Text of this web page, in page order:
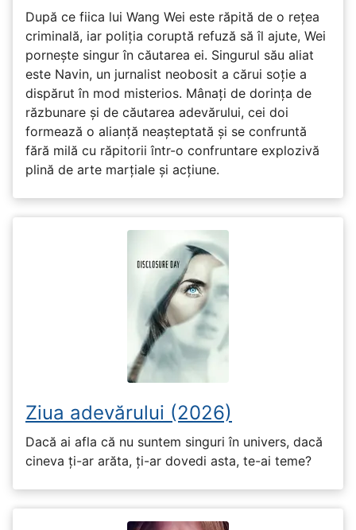
După ce fiica lui Wang Wei este răpită de o rețea
criminală, iar poliția coruptă refuză să îl ajute, Wei
pornește singur în căutarea ei. Singurul său aliat
este Navin, un jurnalist neobosit a cărui soție a
dispărut în mod misterios. Mânați de dorința de
răzbunare și de căutarea adevărului, cei doi
formează o alianță neașteptată și se confruntă
fără milă cu răpitorii într-o confruntare explozivă
plină de arte marțiale și acțiune.
Ziua adevărului (2026)
Dacă ai afla că nu suntem singuri în univers, dacă
cineva ți-ar arăta, ți-ar dovedi asta, te-ai teme?